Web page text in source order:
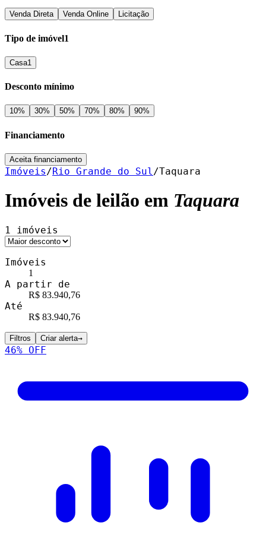
Venda Direta Venda Online Licitação
Tipo de imóvel1
Casa1
Desconto mínimo
10% 30% 50% 70% 80% 90%
Financiamento
Aceita financiamento
Imóveis/Rio Grande do Sul/Taquara
Imóveis de leilão em Taquara
1 imóveis
Imóveis
1
A partir de
R$ 83.940,76
Até
R$ 83.940,76
Filtros Criar alerta→
46% OFF